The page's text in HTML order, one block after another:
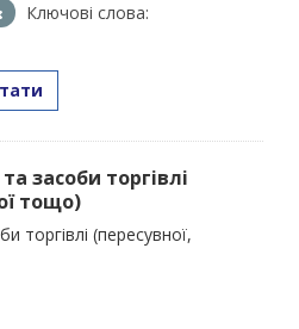
Ключові слова:
засоби торгівлі
тощо)
торгівлі (пересувної,